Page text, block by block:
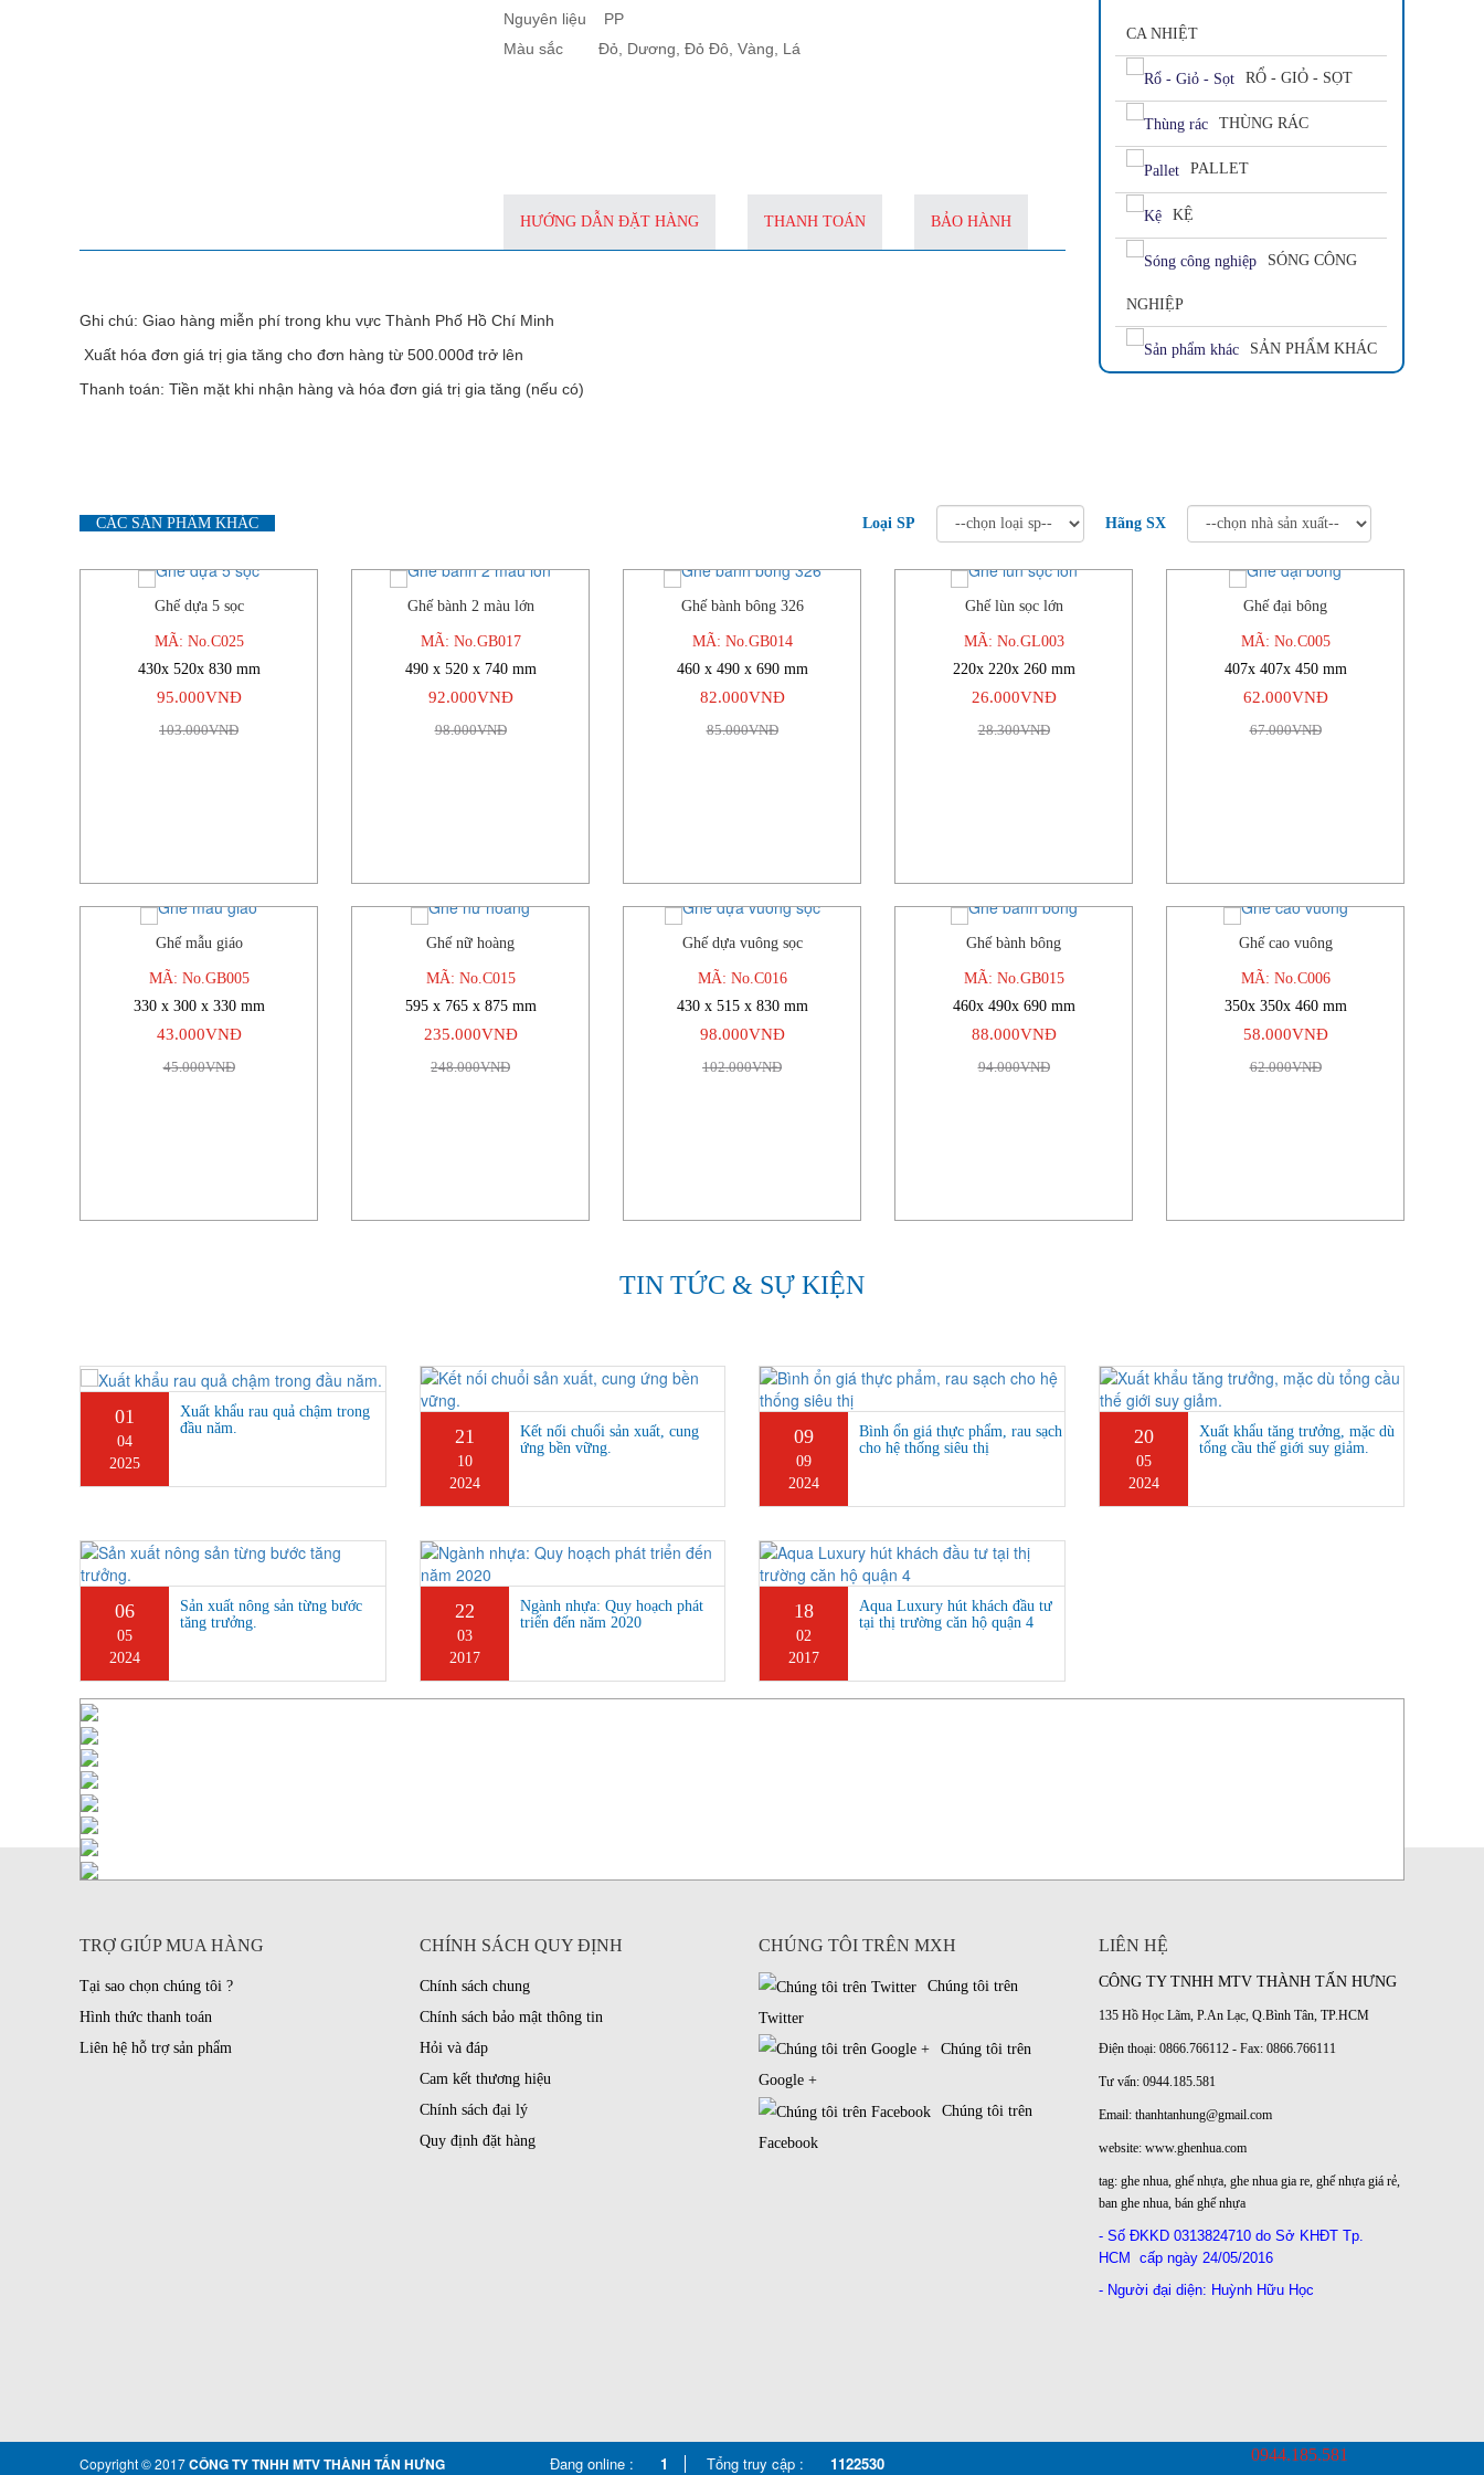
Nguyên liệu PP
Màu sắc Đỏ, Dương, Đỏ Đô, Vàng, Lá
HƯỚNG DẪN ĐẶT HÀNG THANH TOÁN BẢO HÀNH
Ghi chú: Giao hàng miễn phí trong khu vực Thành Phố Hồ Chí Minh
Xuất hóa đơn giá trị gia tăng cho đơn hàng từ 500.000đ trở lên
Thanh toán: Tiền mặt khi nhận hàng và hóa đơn giá trị gia tăng (nếu có)
CA NHIỆT
RỔ - GIỎ - SỌT
THÙNG RÁC
PALLET
KỆ
SÓNG CÔNG
NGHIỆP
SẢN PHẨM KHÁC
CÁC SẢN PHẨM KHÁC Loại SP Hãng SX
Ghế dựa 5 sọc
MÃ: No.C025
430x 520x 830 mm
95.000VNĐ
103.000VNĐ
Ghế bành 2 màu lớn
MÃ: No.GB017
490 x 520 x 740 mm
92.000VNĐ
98.000VNĐ
Ghế bành bông 326
MÃ: No.GB014
460 x 490 x 690 mm
82.000VNĐ
85.000VNĐ
Ghế lùn sọc lớn
MÃ: No.GL003
220x 220x 260 mm
26.000VNĐ
28.300VNĐ
Ghế đại bông
MÃ: No.C005
407x 407x 450 mm
62.000VNĐ
67.000VNĐ
Ghế mẫu giáo
MÃ: No.GB005
330 x 300 x 330 mm
43.000VNĐ
45.000VNĐ
Ghế nữ hoàng
MÃ: No.C015
595 x 765 x 875 mm
235.000VNĐ
248.000VNĐ
Ghế dựa vuông sọc
MÃ: No.C016
430 x 515 x 830 mm
98.000VNĐ
102.000VNĐ
Ghế bành bông
MÃ: No.GB015
460x 490x 690 mm
88.000VNĐ
94.000VNĐ
Ghế cao vuông
MÃ: No.C006
350x 350x 460 mm
58.000VNĐ
62.000VNĐ
TIN TỨC & SỰ KIỆN
01
04
2025
Xuất khẩu rau quả chậm trong
đầu năm.
21
10
2024
Kết nối chuổi sản xuất, cung
ứng bền vững.
09
09
2024
Bình ổn giá thực phẩm, rau sạch
cho hệ thống siêu thị
20
05
2024
Xuất khẩu tăng trưởng, mặc dù
tổng cầu thế giới suy giảm.
06
05
2024
Sản xuất nông sản từng bước
tăng trưởng.
22
03
2017
Ngành nhựa: Quy hoạch phát
triển đến năm 2020
18
02
2017
Aqua Luxury hút khách đầu tư
tại thị trường căn hộ quận 4
TRỢ GIÚP MUA HÀNG
Tại sao chọn chúng tôi ?
Hình thức thanh toán
Liên hệ hỗ trợ sản phẩm
CHÍNH SÁCH QUY ĐỊNH
Chính sách chung
Chính sách bảo mật thông tin
Hỏi và đáp
Cam kết thương hiệu
Chính sách đại lý
Quy định đặt hàng
CHÚNG TÔI TRÊN MXH
Chúng tôi trên
Twitter
Chúng tôi trên
Google +
Chúng tôi trên
Facebook
LIÊN HỆ
CÔNG TY TNHH MTV THÀNH TẤN HƯNG
135 Hồ Học Lãm, P.An Lạc, Q.Bình Tân, TP.HCM
Điện thoại: 0866.766112 - Fax: 0866.766111
Tư vấn: 0944.185.581
Email: thanhtanhung@gmail.com
website: www.ghenhua.com
tag: ghe nhua, ghế nhựa, ghe nhua gia re, ghế nhựa giá rẻ,
ban ghe nhua, bán ghế nhựa
- Số ĐKKD 0313824710 do Sở KHĐT Tp.
HCM
cấp ngày 24/05/2016
- Người đại diện: Huỳnh Hữu Học
Copyright © 2017CÔNG TY TNHH MTV THÀNH TẤN HƯNG Đang online : 1 Tổng truy cập : 1122530 0944.185.581